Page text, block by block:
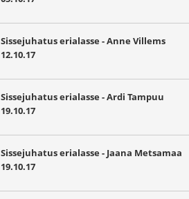
Sissejuhatus erialasse - Anne Villems
12.10.17
Sissejuhatus erialasse - Ardi Tampuu
19.10.17
Sissejuhatus erialasse - Jaana Metsamaa
19.10.17